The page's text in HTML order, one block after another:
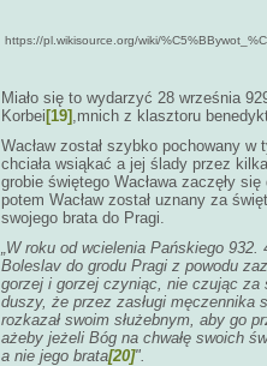
https://pl.wikisource.org/wiki/
Miało się to wydarzyć 28 września
Korbei [19] ,mnich z klasztoru
Wacław został szybko pochowany
chciała wsiąkać a jej ślady przez
grobie świętego Wacława zaczęły
potem Wacław został uznany za
swojego brata do Pragi.
„W roku od wcielenia Pańskiego 932.
Boleslav do grodu Pragi z powodu
gorzej i gorzej czyniąc, nie czując za
duszy, że przez zasługi męczennika
rozkazał swoim służebnym, aby go
ażeby jeżeli Bóg na chwałę swoich
a nie jego brata[20]".